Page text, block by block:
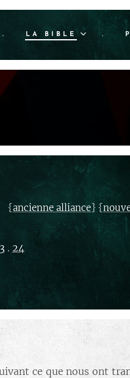
. LA BIBLE .
{ancienne alliance} {
. 24
ce que nous ont